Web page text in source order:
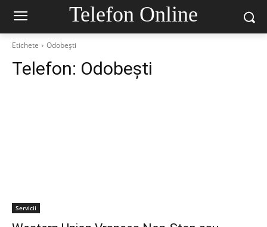
Telefon Online
Etichete Odobești
Telefon: Odobești
Servicii